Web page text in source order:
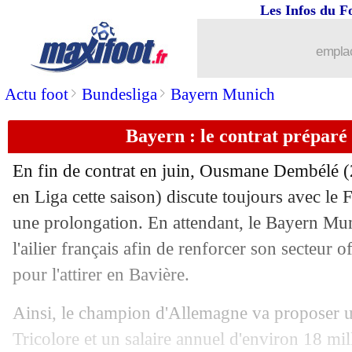
Actu foot> Bundesliga> Bayern Munich
Les Infos du
Bayern : le contrat préparé
En fin de contrat en juin, Ousmane Dembélé
en Liga cette saison) discute toujours avec le
une prolongation. En attendant, le Bayern
l'ailier français afin de renforcer son secteur
pour l'attirer en Bavière.
Ainsi, le champion d'Allemagne va proposer
Tricolore et un salaire annuel d'environ 18
Angers
17/05 Man Utd
17/05 PSG: Miami, le démenti du clan
17/05 OM : le retour de la piste Ghoulam
17/05 Inter: Perisic attendu à la Juve
17/05 Arsenal : le coup de gueule de Xhaka
17/05 Real : des chiffres fous pour Mbappé ?